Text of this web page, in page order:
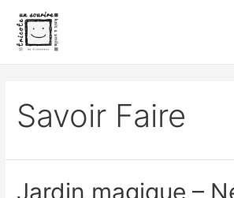
Savoir Faire
Jardin magique –